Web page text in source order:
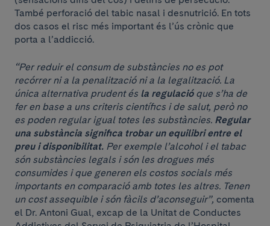
També perforació del tabic nasal i desnutrició. En tots
dos casos el risc més important és l’ús crònic que
porta a l’addicció.
“Per reduir el consum de substàncies no es pot
recórrer ni a la penalització ni a la legalització. La
única alternativa prudent és la regulacióque s’ha de
fer en base a uns criteris científics i de salut, però no
es poden regular igual totes les substàncies. Regular
una substància significa trobar un equilibri entre el
preu i disponibilitat. Per exemple l’alcohol i el tabac
són substàncies legals i són les drogues més
consumides i que generen els costos socials més
importants en comparació amb totes les altres. Tenen
un cost assequible i són fàcils d’aconseguir”, comenta
el Dr. Antoni Gual, excap de la Unitat de Conductes